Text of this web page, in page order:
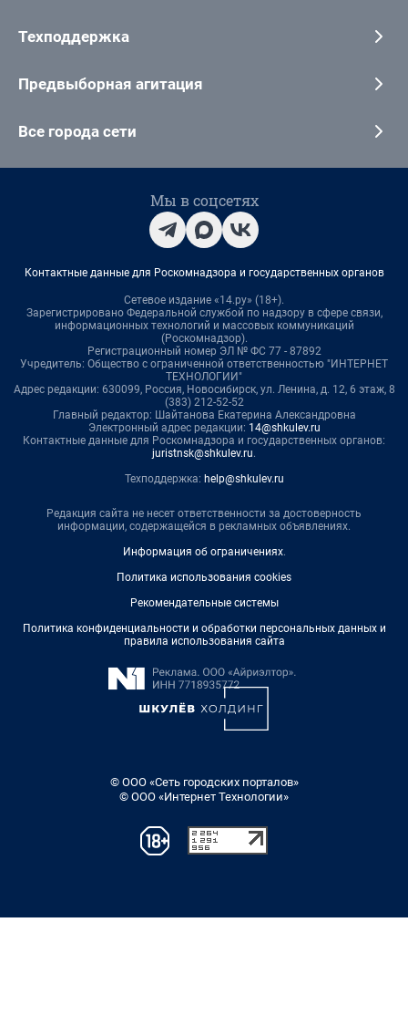
Техподдержка
Предвыборная агитация
Все города сети
Мы в соцсетях
Контактные данные для Роскомнадзора и государственных органов
Сетевое издание «14.ру» (18+).
Зарегистрировано Федеральной службой по надзору в сфере связи,
информационных технологий и массовых коммуникаций
(Роскомнадзор).
Регистрационный номер ЭЛ № ФС 77 - 87892
Учредитель: Общество с ограниченной ответственностью "ИНТЕРНЕТ
ТЕХНОЛОГИИ"
Адрес редакции: 630099, Россия, Новосибирск, ул. Ленина, д. 12, 6 этаж, 8
(383) 212-52-52
Главный редактор: Шайтанова Екатерина Александровна
Электронный адрес редакции: 14@shkulev.ru
Контактные данные для Роскомнадзора и государственных органов:
juristnsk@shkulev.ru.
Техподдержка: help@shkulev.ru
Редакция сайта не несет ответственности за достоверность
информации, содержащейся в рекламных объявлениях.
Информация об ограничениях.
Политика использования cookies
Рекомендательные системы
Политика конфиденциальности и обработки персональных данных и
правила использования сайта
© ООО «Сеть городских порталов»
© ООО «Интернет Технологии»